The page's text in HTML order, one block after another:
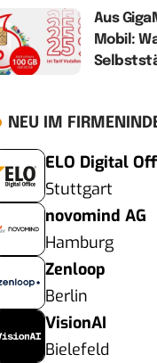
Aus
Mobil:
NEU IM
ELO Digital
Stuttgart
novomind AG
Hamburg
Zenloop
Berlin
VisionAI
Bielefeld